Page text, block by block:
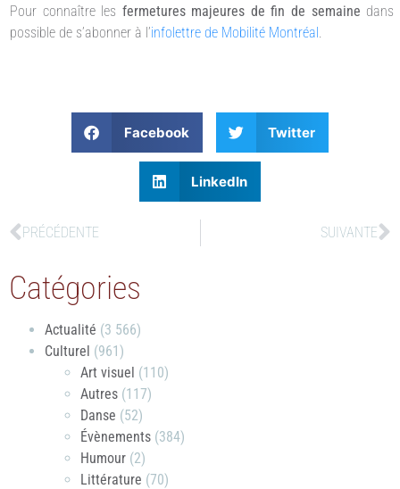
Pour connaître les fermetures majeures de fin de semaine dans
possible de s’abonner à l’infolettre de Mobilité Montréal.
Facebook Twitter
LinkedIn
PRÉCÉDENTE SUIVANTE
Catégories
Actualité (3 566)
Culturel (961)
Art visuel (110)
Autres (117)
Danse (52)
Évènements (384)
Humour (2)
Littérature (70)